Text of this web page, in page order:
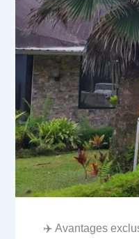
✈️ Avantages